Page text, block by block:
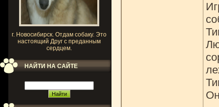
г. Новосибирск. Отдам собаку. Это
настоящий Друг с преданным
сердцем.
НАЙТИ НА САЙТЕ